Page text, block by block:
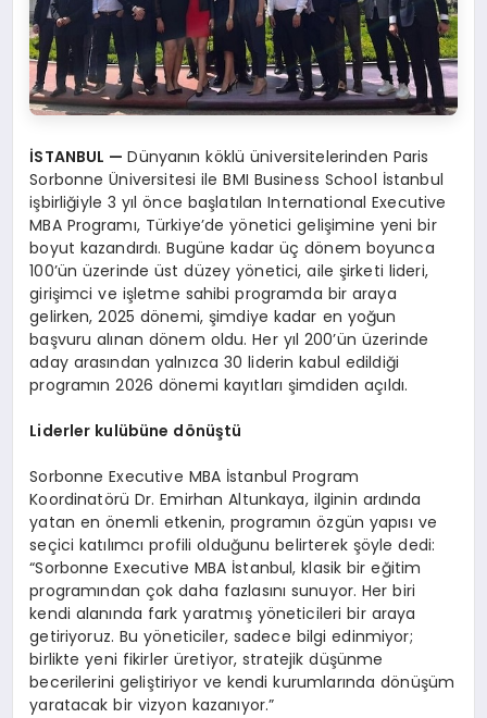
İSTANBUL —Dünyanın köklü üniversitelerinden Paris
Sorbonne Üniversitesi ile BMI Business School İstanbul
işbirliğiyle 3 yıl önce başlatılan International Executive
MBA Programı, Türkiye’de yönetici gelişimine yeni bir
boyut kazandırdı. Bugüne kadar üç dönem boyunca
100’ün üzerinde üst düzey yönetici, aile şirketi lideri,
girişimci ve işletme sahibi programda bir araya
gelirken, 2025 dönemi, şimdiye kadar en yoğun
başvuru alınan dönem oldu. Her yıl 200’ün üzerinde
aday arasından yalnızca 30 liderin kabul edildiği
programın 2026 dönemi kayıtları şimdiden açıldı.
Liderler kulübüne dönüştü
Sorbonne Executive MBA İstanbul Program
Koordinatörü Dr. Emirhan Altunkaya, ilginin ardında
yatan en önemli etkenin, programın özgün yapısı ve
seçici katılımcı profili olduğunu belirterek şöyle dedi:
“Sorbonne Executive MBA İstanbul, klasik bir eğitim
programından çok daha fazlasını sunuyor. Her biri
kendi alanında fark yaratmış yöneticileri bir araya
getiriyoruz. Bu yöneticiler, sadece bilgi edinmiyor;
birlikte yeni fikirler üretiyor, stratejik düşünme
becerilerini geliştiriyor ve kendi kurumlarında dönüşüm
yaratacak bir vizyon kazanıyor.”